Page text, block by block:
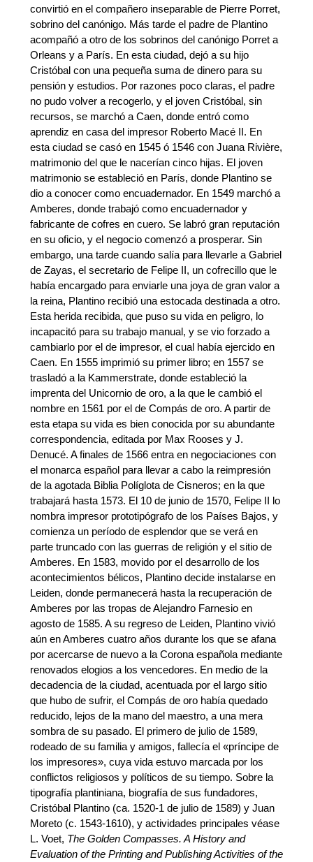
convirtió en el compañero inseparable de Pierre Porret,
sobrino del canónigo. Más tarde el padre de Plantino
acompañó a otro de los sobrinos del canónigo Porret a
Orleans y a París. En esta ciudad, dejó a su hijo
Cristóbal con una pequeña suma de dinero para su
pensión y estudios. Por razones poco claras, el padre
no pudo volver a recogerlo, y el joven Cristóbal, sin
recursos, se marchó a Caen, donde entró como
aprendiz en casa del impresor Roberto Macé II. En
esta ciudad se casó en 1545 ó 1546 con Juana Rivière,
matrimonio del que le nacerían cinco hijas. El joven
matrimonio se estableció en París, donde Plantino se
dio a conocer como encuadernador. En 1549 marchó a
Amberes, donde trabajó como encuadernador y
fabricante de cofres en cuero. Se labró gran reputación
en su oficio, y el negocio comenzó a prosperar. Sin
embargo, una tarde cuando salía para llevarle a Gabriel
de Zayas, el secretario de Felipe II, un cofrecillo que le
había encargado para enviarle una joya de gran valor a
la reina, Plantino recibió una estocada destinada a otro.
Esta herida recibida, que puso su vida en peligro, lo
incapacitó para su trabajo manual, y se vio forzado a
cambiarlo por el de impresor, el cual había ejercido en
Caen. En 1555 imprimió su primer libro; en 1557 se
trasladó a la Kammerstrate, donde estableció la
imprenta del Unicornio de oro, a la que le cambió el
nombre en 1561 por el de Compás de oro. A partir de
esta etapa su vida es bien conocida por su abundante
correspondencia, editada por Max Rooses y J.
Denucé. A finales de 1566 entra en negociaciones con
el monarca español para llevar a cabo la reimpresión
de la agotada Biblia Políglota de Cisneros; en la que
trabajará hasta 1573. El 10 de junio de 1570, Felipe II lo
nombra impresor prototipógrafo de los Países Bajos, y
comienza un período de esplendor que se verá en
parte truncado con las guerras de religión y el sitio de
Amberes. En 1583, movido por el desarrollo de los
acontecimientos bélicos, Plantino decide instalarse en
Leiden, donde permanecerá hasta la recuperación de
Amberes por las tropas de Alejandro Farnesio en
agosto de 1585. A su regreso de Leiden, Plantino vivió
aún en Amberes cuatro años durante los que se afana
por acercarse de nuevo a la Corona española mediante
renovados elogios a los vencedores. En medio de la
decadencia de la ciudad, acentuada por el largo sitio
que hubo de sufrir, el Compás de oro había quedado
reducido, lejos de la mano del maestro, a una mera
sombra de su pasado. El primero de julio de 1589,
rodeado de su familia y amigos, fallecía el «príncipe de
los impresores», cuya vida estuvo marcada por los
conflictos religiosos y políticos de su tiempo. Sobre la
tipografía plantiniana, biografía de sus fundadores,
Cristóbal Plantino (ca. 1520-1 de julio de 1589) y Juan
Moreto (c. 1543-1610), y actividades principales véase
L. Voet, The Golden Compasses. A History and
Evaluation of the Printing and Publishing Activities of the